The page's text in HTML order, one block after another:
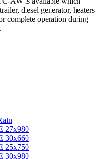
diesel generator, heaters
complete operation during
27x980
30x660
25x750
30x980